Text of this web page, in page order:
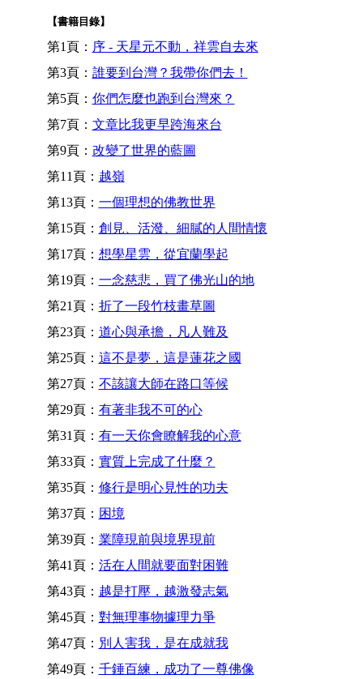
【書籍目錄】
第1頁： 序 - 天星元不動，祥雲自去來
第3頁： 誰要到台灣？我帶你們去！
第5頁： 你們怎麼也跑到台灣來？
第7頁： 文章比我更早跨海來台
第9頁： 改變了世界的藍圖
第11頁： 越嶺
第13頁： 一個理想的佛教世界
第15頁： 創見、活潑、細膩的人間情懷
第17頁： 想學星雲，從宜蘭學起
第19頁： 一念慈悲，買了佛光山的地
第21頁： 折了一段竹枝畫草圖
第23頁： 道心與承擔，凡人難及
第25頁： 這不是夢，這是蓮花之國
第27頁： 不該讓大師在路口等候
第29頁： 有著非我不可的心
第31頁： 有一天你會瞭解我的心意
第33頁： 實質上完成了什麼？
第35頁： 修行是明心見性的功夫
第37頁： 困境
第39頁： 業障現前與境界現前
第41頁： 活在人間就要面對困難
第43頁： 越是打壓，越激發志氣
第45頁： 對無理事物據理力爭
第47頁： 別人害我，是在成就我
第49頁： 千錘百練，成功了一尊佛像